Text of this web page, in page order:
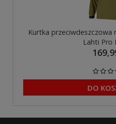
Kurtka przeciwdeszczowa
Lahti Pro
DO